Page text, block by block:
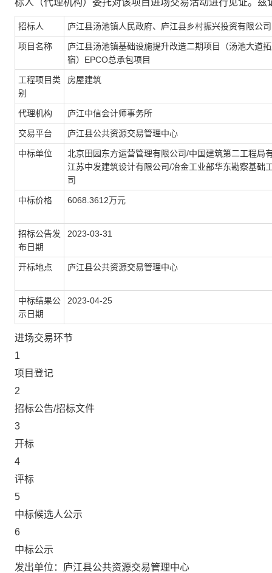
标人（代理机构）委托对该项目进场交易活动进行见证。兹
招标人 庐江县汤池镇人民政府、庐江县乡村振兴投资有限公司
项目名称
庐江县汤池镇基础设施提升改造二期项目（汤池大道
宿）EPCO总承包项目
工程项目类
别
房屋建筑
代理机构 庐江中信会计师事务所
交易平台 庐江县公共资源交易管理中心
中标单位
北京田园东方运营管理有限公司/中国建筑第二工程局
江苏中发建筑设计有限公司/冶金工业部华东勘察基础
司
中标价格 6068.3612万元
招标公告发
布日期
2023-03-31
开标地点 庐江县公共资源交易管理中心
中标结果公
示日期
2023-04-25
进场交易环节
1
项目登记
2
招标公告/招标文件
3
开标
4
评标
5
中标候选人公示
6
中标公示
发出单位：庐江县公共资源交易管理中心